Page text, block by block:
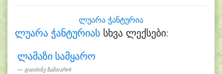
ლუარა ჭანტურია
ლუარა ჭანტურიას სხვა ლექსები:
ლამაზი სამყარო
დაიძინე ზამთარო!